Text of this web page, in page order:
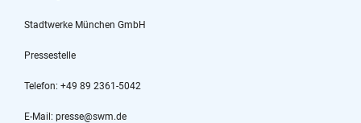
Stadtwerke München GmbH
Pressestelle
Telefon: +49 89 2361-5042
E-Mail: presse@swm.de